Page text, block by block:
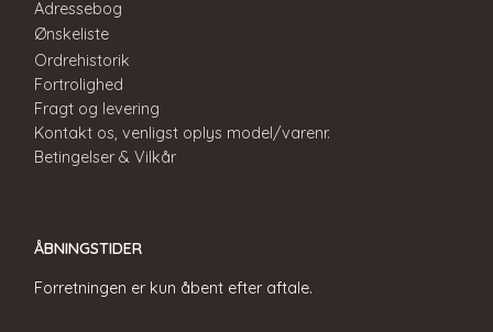
Adressebog
Ønskeliste
Ordrehistorik
Fortrolighed
Fragt og levering
Kontakt os, venligst oplys model/varenr.
Betingelser & Vilkår
ÅBNINGSTIDER
Forretningen er kun åbent efter aftale.